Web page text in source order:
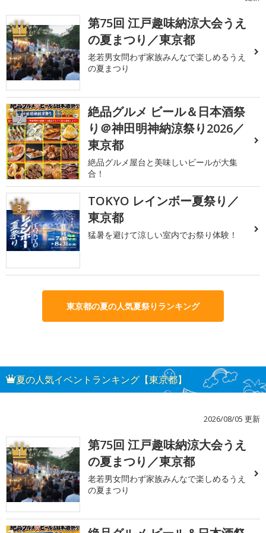
1
第75回 江戸趣味納涼大会うえ
の夏まつり／東京都
老若男女問わず家族みんなで楽しめるうえ
の夏まつり
2
絶品グルメ ビール＆日本酒祭
り＠神田明神納涼祭り2026／
東京都
絶品グルメ屋台と美味しいビールが大集
合！
3
TOKYO レインボー夏祭り／
東京都
猛暑を避けて涼しい室内でお祭り体験！
東京都の夏の人気夏祭りランキング
夏の人気イベントランキング【東京都】
2026/08/05 更新
1
第75回 江戸趣味納涼大会うえ
の夏まつり／東京都
老若男女問わず家族みんなで楽しめるうえ
の夏まつり